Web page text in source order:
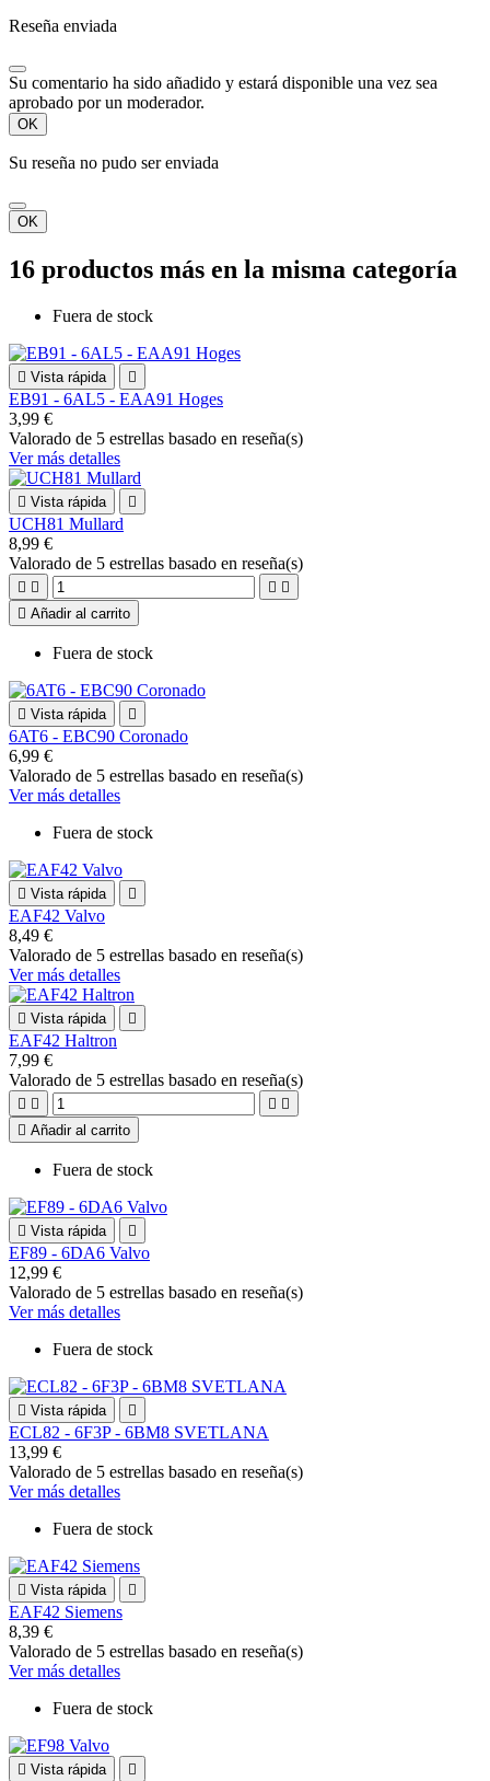
Reseña enviada
Su comentario ha sido añadido y estará disponible una vez sea
aprobado por un moderador.
OK
Su reseña no pudo ser enviada
OK
16 productos más en la misma categoría
Fuera de stock
 Vista rápida 
EB91 - 6AL5 - EAA91 Hoges
3,99 €
Valorado de 5 estrellas basado en reseña(s)
Ver más detalles
 Vista rápida 
UCH81 Mullard
8,99 €
Valorado de 5 estrellas basado en reseña(s)
   
 Añadir al carrito
Fuera de stock
 Vista rápida 
6AT6 - EBC90 Coronado
6,99 €
Valorado de 5 estrellas basado en reseña(s)
Ver más detalles
Fuera de stock
 Vista rápida 
EAF42 Valvo
8,49 €
Valorado de 5 estrellas basado en reseña(s)
Ver más detalles
 Vista rápida 
EAF42 Haltron
7,99 €
Valorado de 5 estrellas basado en reseña(s)
   
 Añadir al carrito
Fuera de stock
 Vista rápida 
EF89 - 6DA6 Valvo
12,99 €
Valorado de 5 estrellas basado en reseña(s)
Ver más detalles
Fuera de stock
 Vista rápida 
ECL82 - 6F3P - 6BM8 SVETLANA
13,99 €
Valorado de 5 estrellas basado en reseña(s)
Ver más detalles
Fuera de stock
 Vista rápida 
EAF42 Siemens
8,39 €
Valorado de 5 estrellas basado en reseña(s)
Ver más detalles
Fuera de stock
 Vista rápida 